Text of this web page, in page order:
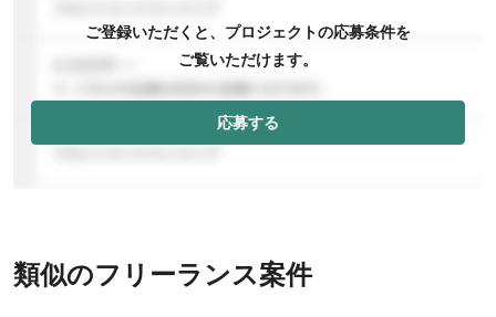
ご登録いただくと、プロジェクトの応募条件を
ご覧いただけます。
応募する
類似のフリーランス案件